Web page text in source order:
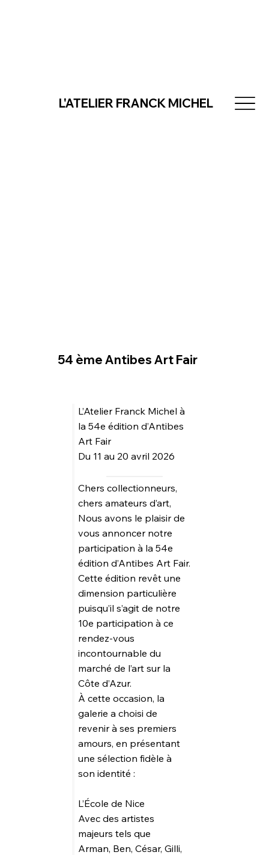
L'ATELIER FRANCK MICHEL
54 ème Antibes Art Fair
L’Atelier Franck Michel à
la 54e édition d’Antibes
Art Fair
Du 11 au 20 avril 2026
Chers collectionneurs,
chers amateurs d’art,
Nous avons le plaisir de
vous annoncer notre
participation à la 54e
édition d’Antibes Art Fair.
Cette édition revêt une
dimension particulière
puisqu’il s’agit de notre
10e participation à ce
rendez-vous
incontournable du
marché de l’art sur la
Côte d’Azur.
À cette occasion, la
galerie a choisi de
revenir à ses premiers
amours, en présentant
une sélection fidèle à
son identité :
L’École de Nice
Avec des artistes
majeurs tels que
Arman, Ben, César, Gilli,